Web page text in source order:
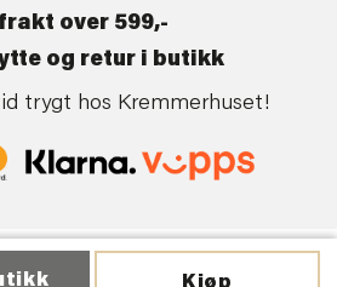
over 599,-
og retur i butikk
trygt hos Kremmerhuset!
| Levert av: